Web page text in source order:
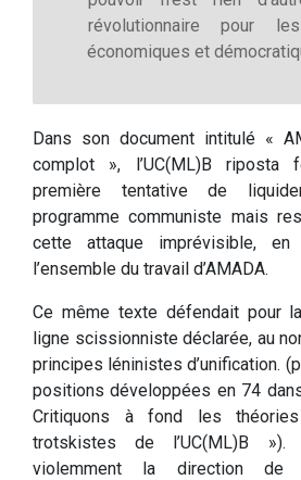
révolutionnaire pour
économiques et
Dans son document intitulé «
complot », l’UC(ML)B riposta
première tentative de
programme communiste mais
cette attaque imprévisible, en
l’ensemble du travail d’AMADA.
Ce même texte défendait pour
ligne scissionniste déclarée, au
principes léninistes d’unification.
positions développées en 74
Critiquons à fond les
trotskistes de l’UC(ML)B
violemment la direction de